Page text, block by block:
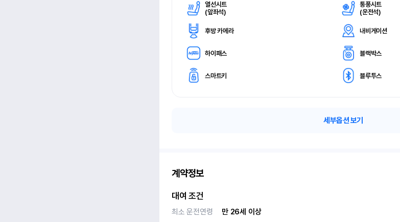
열선시트
(앞좌석)
통풍시트
(운전석)
후방 카메라 내비게이션
하이패스 블랙박스
스마트키 블루투스
세부옵션 보기
계약정보
대여 조건
최소 운전연령
만 26세 이상